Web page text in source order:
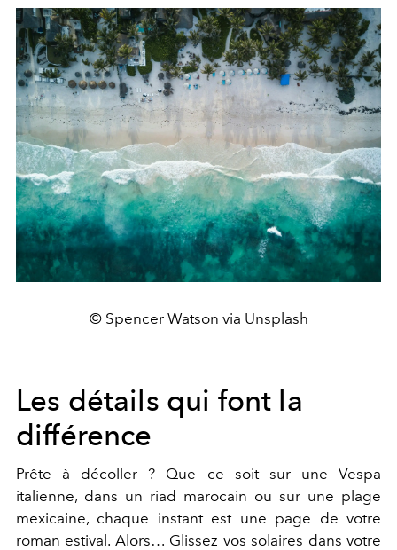
© Spencer Watson via Unsplash
Les détails qui font la
différence
Prête à décoller ? Que ce soit sur une Vespa
italienne, dans un riad marocain ou sur une plage
mexicaine, chaque instant est une page de votre
roman estival. Alors… Glissez vos solaires dans votre